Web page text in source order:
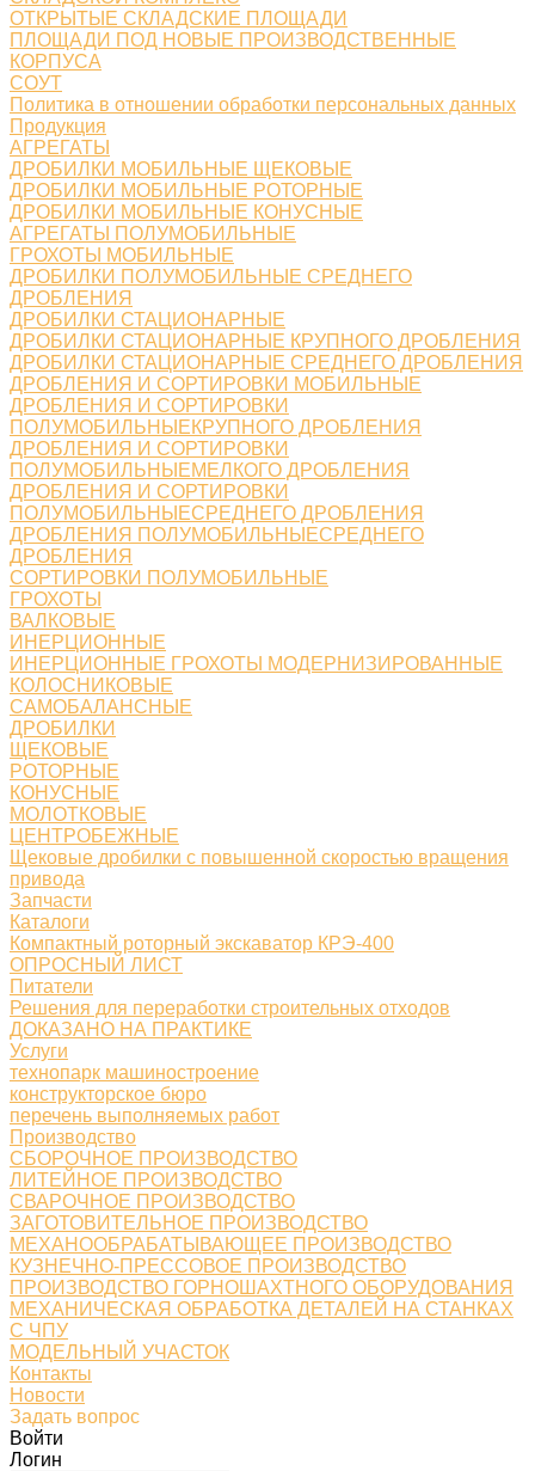
ОТКРЫТЫЕ СКЛАДСКИЕ ПЛОЩАДИ
ПЛОЩАДИ ПОД НОВЫЕ ПРОИЗВОДСТВЕННЫЕ
КОРПУСА
СОУТ
Политика в отношении обработки персональных данных
Продукция
АГРЕГАТЫ
ДРОБИЛКИ МОБИЛЬНЫЕ ЩЕКОВЫЕ
ДРОБИЛКИ МОБИЛЬНЫЕ РОТОРНЫЕ
ДРОБИЛКИ МОБИЛЬНЫЕ КОНУСНЫЕ
АГРЕГАТЫ ПОЛУМОБИЛЬНЫЕ
ГРОХОТЫ МОБИЛЬНЫЕ
ДРОБИЛКИ ПОЛУМОБИЛЬНЫЕ СРЕДНЕГО
ДРОБЛЕНИЯ
ДРОБИЛКИ СТАЦИОНАРНЫЕ
ДРОБИЛКИ СТАЦИОНАРНЫЕ КРУПНОГО ДРОБЛЕНИЯ
ДРОБИЛКИ СТАЦИОНАРНЫЕ СРЕДНЕГО ДРОБЛЕНИЯ
ДРОБЛЕНИЯ И СОРТИРОВКИ МОБИЛЬНЫЕ
ДРОБЛЕНИЯ И СОРТИРОВКИ
ПОЛУМОБИЛЬНЫЕКРУПНОГО ДРОБЛЕНИЯ
ДРОБЛЕНИЯ И СОРТИРОВКИ
ПОЛУМОБИЛЬНЫЕМЕЛКОГО ДРОБЛЕНИЯ
ДРОБЛЕНИЯ И СОРТИРОВКИ
ПОЛУМОБИЛЬНЫЕСРЕДНЕГО ДРОБЛЕНИЯ
ДРОБЛЕНИЯ ПОЛУМОБИЛЬНЫЕСРЕДНЕГО
ДРОБЛЕНИЯ
СОРТИРОВКИ ПОЛУМОБИЛЬНЫЕ
ГРОХОТЫ
ВАЛКОВЫЕ
ИНЕРЦИОННЫЕ
ИНЕРЦИОННЫЕ ГРОХОТЫ МОДЕРНИЗИРОВАННЫЕ
КОЛОСНИКОВЫЕ
САМОБАЛАНСНЫЕ
ДРОБИЛКИ
ЩЕКОВЫЕ
РОТОРНЫЕ
КОНУСНЫЕ
МОЛОТКОВЫЕ
ЦЕНТРОБЕЖНЫЕ
Щековые дробилки с повышенной скоростью вращения
привода
Запчасти
Каталоги
Компактный роторный экскаватор КРЭ-400
ОПРОСНЫЙ ЛИСТ
Питатели
Решения для переработки строительных отходов
ДОКАЗАНО НА ПРАКТИКЕ
Услуги
технопарк машиностроение
конструкторское бюро
перечень выполняемых работ
Производство
СБОРОЧНОЕ ПРОИЗВОДСТВО
ЛИТЕЙНОЕ ПРОИЗВОДСТВО
СВАРОЧНОЕ ПРОИЗВОДСТВО
ЗАГОТОВИТЕЛЬНОЕ ПРОИЗВОДСТВО
МЕХАНООБРАБАТЫВАЮЩЕЕ ПРОИЗВОДСТВО
КУЗНЕЧНО-ПРЕССОВОЕ ПРОИЗВОДСТВО
ПРОИЗВОДСТВО ГОРНОШАХТНОГО ОБОРУДОВАНИЯ
МЕХАНИЧЕСКАЯ ОБРАБОТКА ДЕТАЛЕЙ НА СТАНКАХ
С ЧПУ
МОДЕЛЬНЫЙ УЧАСТОК
Контакты
Новости
Задать вопрос
Войти
Логин